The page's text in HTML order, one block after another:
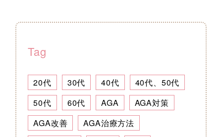
Tag
20代 30代 40代
40代、50代
50代
60代 AGA
AGA対策
AGA改善
AGA治療方法